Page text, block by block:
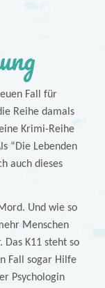
Fall für
Reihe damals
Krimi-Reihe
“Die Lebenden
auch dieses
Und wie so
Menschen
K11 steht so
Fall sogar Hilfe
Psychologin